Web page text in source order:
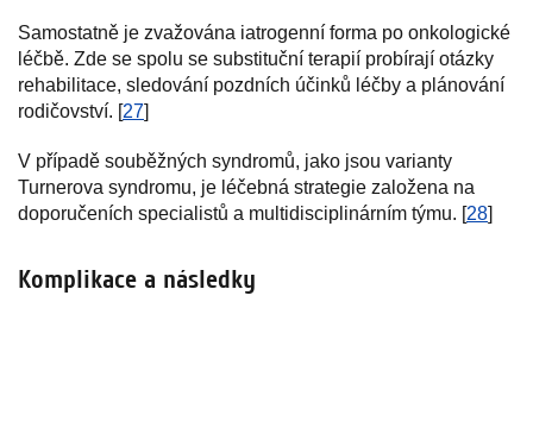
Samostatně je zvažována iatrogenní forma po onkologické
léčbě. Zde se spolu se substituční terapií probírají otázky
rehabilitace, sledování pozdních účinků léčby a plánování
rodičovství. [27]
V případě souběžných syndromů, jako jsou varianty
Turnerova syndromu, je léčebná strategie založena na
doporučeních specialistů a multidisciplinárním týmu. [28]
Komplikace a následky